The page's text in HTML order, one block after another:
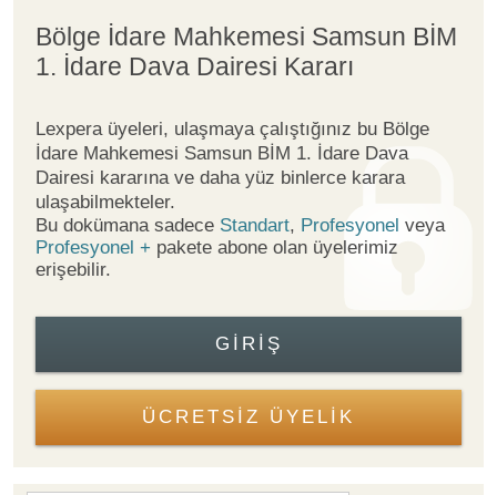
Bölge İdare Mahkemesi Samsun BİM
1. İdare Dava Dairesi Kararı
Lexpera üyeleri, ulaşmaya çalıştığınız bu Bölge
İdare Mahkemesi Samsun BİM 1. İdare Dava
Dairesi kararına ve daha yüz binlerce karara
ulaşabilmekteler.
Bu dokümana sadece Standart, Profesyonel veya
Profesyonel + pakete abone olan üyelerimiz
erişebilir.
GIRIŞ
ÜCRETSİZ ÜYELİK